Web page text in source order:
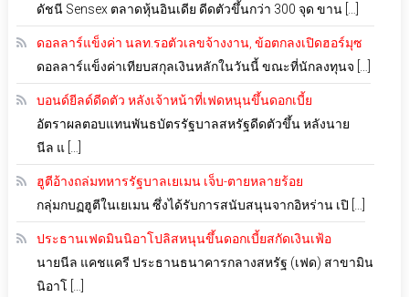
ดัชนี Sensex ตลาดหุ้นอินเดีย ดีดตัวขึ้นกว่า 300 จุด ขาน […]
ดอลลาร์แข็งค่า นลท.รอตัวเลขจ้างงาน, ข้อตกลงเปิดฮอร์มุซ
ดอลลาร์แข็งค่าเทียบสกุลเงินหลักในวันนี้ ขณะที่นักลงทุนจ […]
บอนด์ยีลด์ดีดตัว หลังเจ้าหน้าที่เฟดหนุนขึ้นดอกเบี้ย
อัตราผลตอบแทนพันธบัตรรัฐบาลสหรัฐดีดตัวขึ้น หลังนาย
นีล แ […]
ฮูตีอ้างถล่มทหารรัฐบาลเยเมน เจ็บ-ตายหลายร้อย
กลุ่มกบฏฮูตีในเยเมน ซึ่งได้รับการสนับสนุนจากอิหร่าน เปิ […]
ประธานเฟดมินนิอาโปลิสหนุนขึ้นดอกเบี้ยสกัดเงินเฟ้อ
นายนีล แคชแครี ประธานธนาคารกลางสหรัฐ (เฟด) สาขามิน
นิอาโ […]